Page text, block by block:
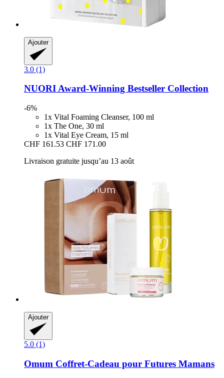
Ajouter
3.0 (1)
NUORIAward-​Winning Bestseller Collection
-6%
1x Vital Foaming Cleanser, 100 ml
1x The One, 30 ml
1x Vital Eye Cream, 15 ml
CHF 161.53 CHF 171.00
Livraison gratuite jusqu’au 13 août
Ajouter
5.0 (1)
Omum Coffret-​Cadeau pour Futures Mamans